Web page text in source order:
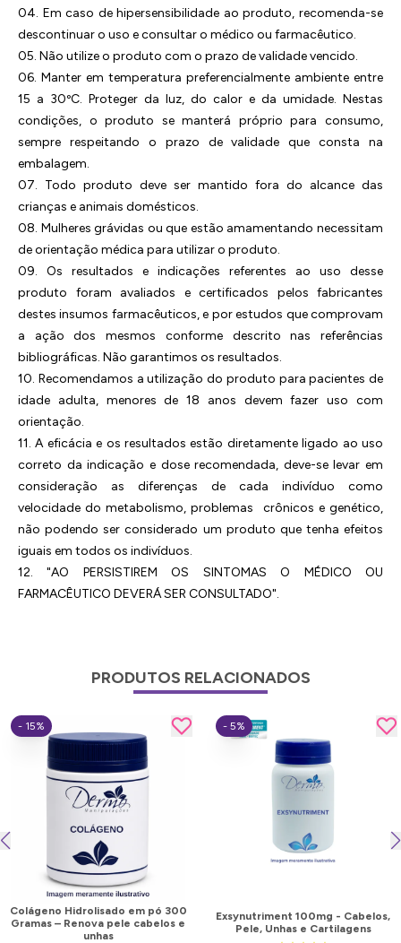
04. Em caso de hipersensibilidade ao produto, recomenda-se
descontinuar o uso e consultar o médico ou farmacêutico.
05. Não utilize o produto com o prazo de validade vencido.
06. Manter em temperatura preferencialmente ambiente entre
15 a 30ºC. Proteger da luz, do calor e da umidade. Nestas
condições, o produto se manterá próprio para consumo,
sempre respeitando o prazo de validade que consta na
embalagem.
07. Todo produto deve ser mantido fora do alcance das
crianças e animais domésticos.
08. Mulheres grávidas ou que estão amamentando necessitam
de orientação médica para utilizar o produto.
09. Os resultados e indicações referentes ao uso desse
produto foram avaliados e certificados pelos fabricantes
destes insumos farmacêuticos, e por estudos que comprovam
a ação dos mesmos conforme descrito nas referências
bibliográficas. Não garantimos os resultados.
10. Recomendamos a utilização do produto para pacientes de
idade adulta, menores de 18 anos devem fazer uso com
orientação.
11. A eficácia e os resultados estão diretamente ligado ao uso
correto da indicação e dose recomendada, deve-se levar em
consideração as diferenças de cada indivíduo como
velocidade do metabolismo, problemas crônicos e genético,
não podendo ser considerado um produto que tenha efeitos
iguais em todos os indivíduos.
12. "AO PERSISTIREM OS SINTOMAS O MÉDICO OU
FARMACÊUTICO DEVERÁ SER CONSULTADO".
PRODUTOS RELACIONADOS
Colágeno Hidrolisado em pó 300
Gramas – Renova pele cabelos e
unhas
- 15%
Exsynutriment 100mg - Cabelos,
Pele, Unhas e Cartilagens
- 5%